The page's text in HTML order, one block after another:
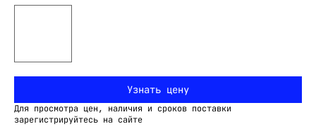
Узнать цену
Для просмотра цен, наличия и сроков поставки
зарегистрируйтесь на сайте